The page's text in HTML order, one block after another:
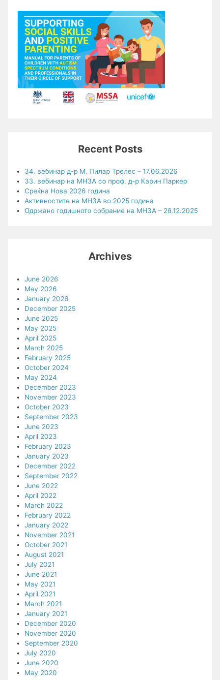
Recent Posts
34. вебинар д-р М. Пилар Трелес – 17.06.2026
33. вебинар на МНЗА со проф. д-р Карин Паркер
Среќна Нова 2026 година
Активностите на МНЗА во 2025 година
Одржано годишното собрание на МНЗА – 26.12.2025
Archives
June 2026
May 2026
January 2026
December 2025
June 2025
May 2025
April 2025
March 2025
February 2025
October 2024
May 2024
December 2023
November 2023
October 2023
September 2023
June 2023
April 2023
February 2023
January 2023
December 2022
September 2022
June 2022
April 2022
March 2022
February 2022
January 2022
November 2021
October 2021
August 2021
July 2021
June 2021
May 2021
April 2021
March 2021
January 2021
December 2020
November 2020
September 2020
July 2020
June 2020
May 2020